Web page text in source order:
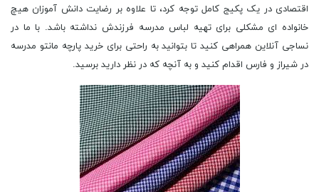
اقتصادی در یک پکیج کامل توجه کرد، تا علاوه بر رضایت دانش آموزان هیچ
خانواده ای مشکلی برای تهیه لباس مدرسه فرزندش نداشته باشد. با ما در
نساجی آنلاین همراهی کنید تا بتوانید به راحتی برای خرید پارچه مانتو مدرسه
در شیراز و فارس اقدام کنید و به آنچه که در نظر دارید برسید.